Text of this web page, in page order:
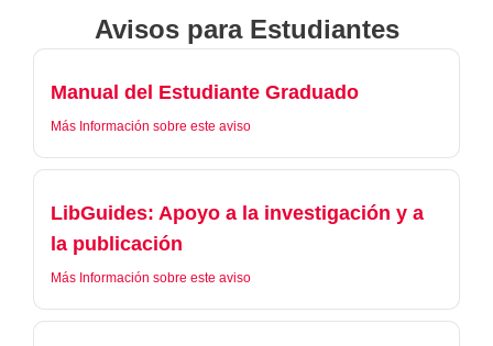
Avisos para Estudiantes
Manual del Estudiante Graduado
Más Información sobre este aviso
LibGuides: Apoyo a la investigación y a
la publicación
Más Información sobre este aviso